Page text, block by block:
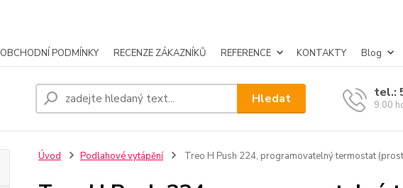
OBCHODNÍ PODMÍNKY RECENZE ZÁKAZNÍKŮ REFERENCE KONTAKTY Blog
Hledat tel.:
9.00
Úvod Podlahové vytápění Treo H Push 224, programovatelný termostat